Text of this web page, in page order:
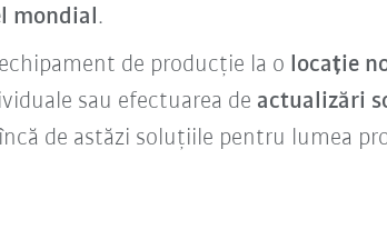
mondial.
de producție la o locație
sau efectuarea de actualizări
de astăzi soluțiile pentru lumea